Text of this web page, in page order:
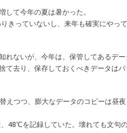
て今年の夏は暑かった。
きっていないし、来年も確実にやって
れないが、今年は、保管してあるデー
て去り、保存しておくべきデータはバ
えつつ、膨大なデータのコピーは昼夜
48℃を記録していた。壊れても文句